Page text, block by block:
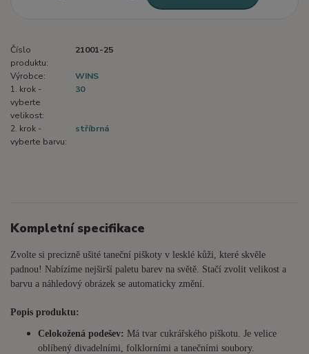
Číslo
produktu:
21001-25
Výrobce:
WINS
1. krok -
vyberte
velikost:
30
2. krok -
vyberte barvu:
stříbrná
Kompletní specifikace
Zvolte si precizně ušité taneční piškoty v lesklé kůži, které skvěle
padnou! Nabízíme nejširší paletu barev na světě. Stačí zvolit velikost a
barvu a náhledový obrázek se automaticky změní.
Popis produktu:
Celokožená podešev: Má tvar cukrářského piškotu. Je velice
oblíbený divadelními, folklorními a tanečními soubory.